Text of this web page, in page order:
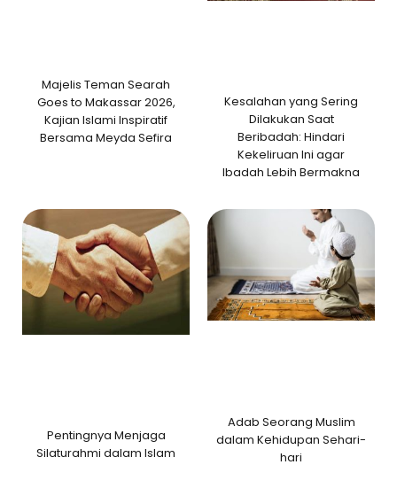
Majelis Teman Searah
Goes to Makassar 2026,
Kajian Islami Inspiratif
Bersama Meyda Sefira
Kesalahan yang Sering
Dilakukan Saat
Beribadah: Hindari
Kekeliruan Ini agar
Ibadah Lebih Bermakna
Pentingnya Menjaga
Silaturahmi dalam Islam
Adab Seorang Muslim
dalam Kehidupan Sehari-
hari